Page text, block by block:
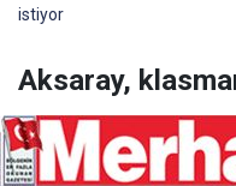
istiyor
Aksaray,